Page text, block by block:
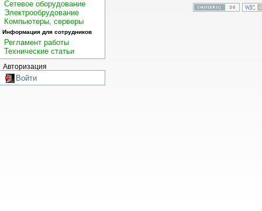
Сетевое оборудование
Электрообрудование
Компьютеры, серверы
Информация для сотрудников
Регламент работы
Технические статьи
Авторизация
Войти